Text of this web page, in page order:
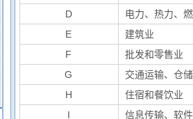
D
电力、热力、
E
建筑业
F
批发和零售业
G
交通运输、仓
H
住宿和餐饮业
I
信息传输、软